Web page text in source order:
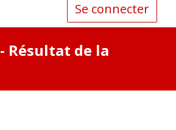
Se connecter
- Résultat de la